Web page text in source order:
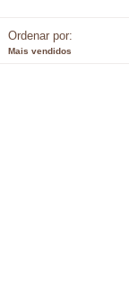
Ordenar por:
Mais vendidos